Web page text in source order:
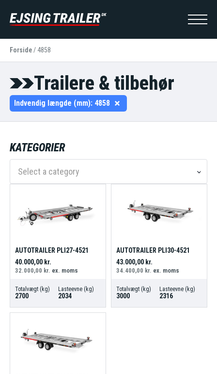
Forside/ 4858
Trailere & tilbehør
Indvendig længde (mm): 4858
KATEGORIER
Select a category
AUTOTRAILER PLI27-4521
40.000,00 kr.
32.000,00 kr. ex. moms
Totalvægt (kg)
2700
Lasteevne (kg)
2034
AUTOTRAILER PLI30-4521
43.000,00 kr.
34.400,00 kr. ex. moms
Totalvægt (kg)
3000
Lasteevne (kg)
2316